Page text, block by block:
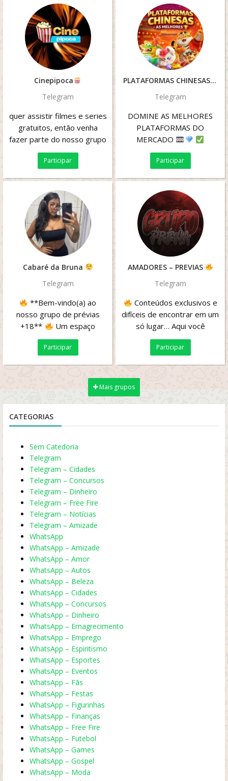
Cinepipoca
Telegram
quer assistir filmes e series
gratuitos, então venha
fazer parte do nosso grupo
no telegram os melhores
filmes de...
Participar
PLATAFORMAS CHINESAS – AS MELHORES
Telegram
DOMINE AS MELHORES
PLATAFORMAS DO
MERCADO
Plataformas de alta
performance para garantir
Participar
Cabaré da Bruna
Telegram
**Bem-vindo(a) ao
nosso grupo de prévias
+18**
Um espaço
exclusivo para maiores de
18 anos, com...
Participar
AMADORES – PREVIAS
Telegram
Conteúdos exclusivos e
difíceis de encontrar em um
só lugar… Aqui você
encontra as melhores
prévias da web,...
Participar
Mais grupos
CATEGORIAS
Sem Catedoria
Telegram
Telegram – Cidades
Telegram – Concursos
Telegram – Dinheiro
Telegram – Free Fire
Telegram – Notícias
Telegram – Amizade
WhatsApp
WhatsApp – Amizade
WhatsApp – Amor
WhatsApp – Autos
WhatsApp – Beleza
WhatsApp – Cidades
WhatsApp – Concursos
WhatsApp – Dinheiro
WhatsApp – Emagrecimento
WhatsApp – Emprego
WhatsApp – Espiritismo
WhatsApp – Esportes
WhatsApp – Eventos
WhatsApp – Fãs
WhatsApp – Festas
WhatsApp – Figurinhas
WhatsApp – Finanças
WhatsApp – Free Fire
WhatsApp – Futebol
WhatsApp – Games
WhatsApp – Gospel
WhatsApp – Moda